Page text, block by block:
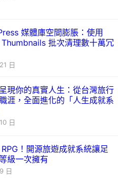
媒體庫空間膨脹：使用
批次清理數十萬冗
日
現你的真實人生：從台灣旅行
涯，全面進化的「人生成就系
日
！開源旅遊成就系統讓足
級一次擁有
日